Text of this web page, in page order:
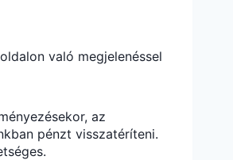
való megjelenéssel
az
pénzt visszatéríteni.